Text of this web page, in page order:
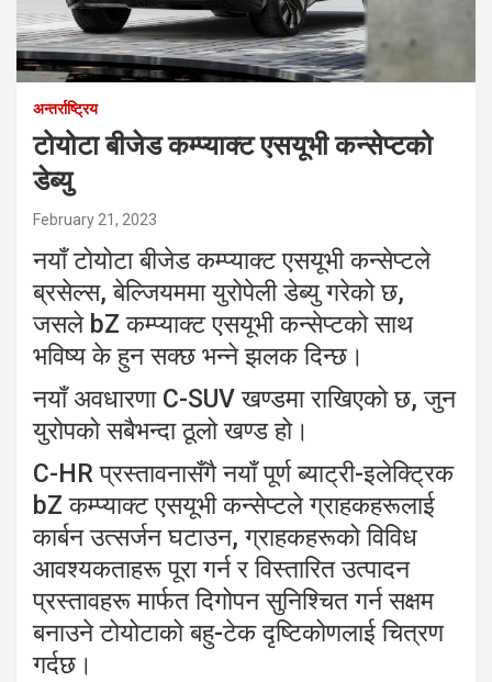
अन्तर्राष्ट्रिय
टोयोटा बीजेड कम्प्याक्ट एसयूभी कन्सेप्टको
डेब्यु
February 21, 2023
नयाँ टोयोटा बीजेड कम्प्याक्ट एसयूभी कन्सेप्टले
ब्रसेल्स, बेल्जियममा युरोपेली डेब्यु गरेको छ,
जसले bZ कम्प्याक्ट एसयूभी कन्सेप्टको साथ
भविष्य के हुन सक्छ भन्ने झलक दिन्छ।
नयाँ अवधारणा C-SUV खण्डमा राखिएको छ, जुन
युरोपको सबैभन्दा ठूलो खण्ड हो।
C-HR प्रस्तावनासँगै नयाँ पूर्ण ब्याट्री-इलेक्ट्रिक
bZ कम्प्याक्ट एसयूभी कन्सेप्टले ग्राहकहरूलाई
कार्बन उत्सर्जन घटाउन, ग्राहकहरूको विविध
आवश्यकताहरू पूरा गर्न र विस्तारित उत्पादन
प्रस्तावहरू मार्फत दिगोपन सुनिश्चित गर्न सक्षम
बनाउने टोयोटाको बहु-टेक दृष्टिकोणलाई चित्रण
गर्दछ।